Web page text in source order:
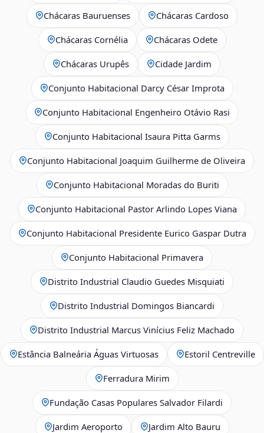
Chácaras Bauruenses Chácaras Cardoso
Chácaras Cornélia Chácaras Odete
Chácaras Urupês Cidade Jardim
Conjunto Habitacional Darcy César Improta
Conjunto Habitacional Engenheiro Otávio Rasi
Conjunto Habitacional Isaura Pitta Garms
Conjunto Habitacional Joaquim Guilherme de Oliveira
Conjunto Habitacional Moradas do Buriti
Conjunto Habitacional Pastor Arlindo Lopes Viana
Conjunto Habitacional Presidente Eurico Gaspar Dutra
Conjunto Habitacional Primavera
Distrito Industrial Claudio Guedes Misquiati
Distrito Industrial Domingos Biancardi
Distrito Industrial Marcus Vinícius Feliz Machado
Estância Balneária Águas Virtuosas Estoril Centreville
Ferradura Mirim
Fundação Casas Populares Salvador Filardi
Jardim Aeroporto Jardim Alto Bauru